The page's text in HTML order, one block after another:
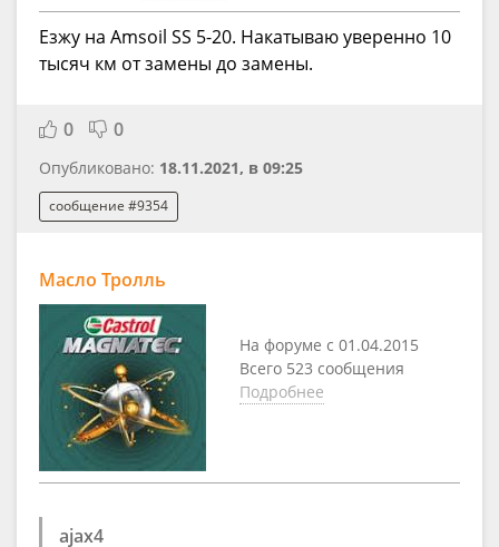
Езжу на Amsoil SS 5-20. Накатываю уверенно 10
тысяч км от замены до замены.
0 0
Опубликовано: 18.11.2021, в 09:25
сообщение #9354
Масло Тролль
На форуме с 01.04.2015
Всего 523 сообщения
Подробнее
ajax4